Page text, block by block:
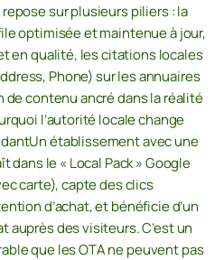
sur plusieurs piliers : la
optimisée et maintenue à jour,
en qualité, les citations locales
Phone) sur les annuaires
contenu ancré dans la réalité
l’autorité locale change
établissement avec une
le « Local Pack » Google
carte), capte des clics
d’achat, et bénéficie d’un
des visiteurs. C’est un
que les OTA ne peuvent pas